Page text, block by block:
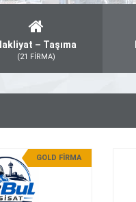
– Taşıma
(21 FİRMA)
GOLD FİRMA